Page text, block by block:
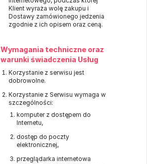
Klient wyraża wolę zakupu i
Dostawy zamówionego jedzenia
zgodnie z ich opisem oraz ceną.
Wymagania techniczne oraz
warunki świadczenia Usług
Korzystanie z serwisu jest
dobrowolne.
Korzystanie z Serwisu wymaga w
szczególności:
komputer z dostępem do
Internetu,
dostęp do poczty
elektronicznej,
przeglądarka internetowa